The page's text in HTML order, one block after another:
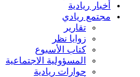
أخبار ريادية
مجتمع ريادي
تقارير
زوايا نظر
كتاب الأسبوع
المسؤولية الاجتماعية
حوارات ريادية